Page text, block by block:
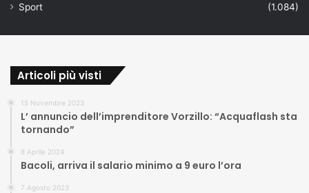
Sport
(1.084)
Articoli più visti
15 Novembre 2023
L’ annuncio dell’imprenditore Vorzillo: “Acquaflash sta
tornando”
8 Aprile 2024
Bacoli, arriva il salario minimo a 9 euro l’ora
7 Agosto 2023